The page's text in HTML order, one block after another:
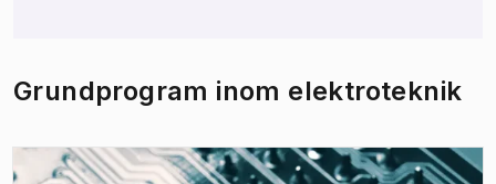
Grundprogram inom elektroteknik